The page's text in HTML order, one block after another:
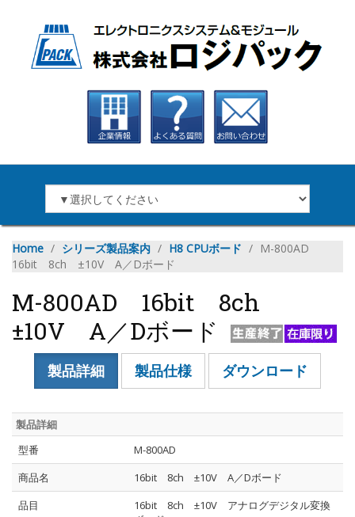
Home ∕ シリーズ製品案内 ∕ H8 CPUボード ∕ M-800AD
16bit 8ch ±10V A／Dボード
M-800AD 16bit 8ch
±10V A／Dボード
製品詳細 製品仕様 ダウンロード
製品詳細
型番
M-800AD
商品名
16bit 8ch ±10V A／Dボード
品目
16bit 8ch ±10V アナログデジタル変換